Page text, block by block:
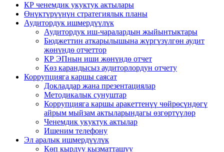
КР ченемдик укуктук актылары
Өнүктүрүүнүн стратегиялык планы
Аудитордук ишмердүүлүк
Аудитордук иш-чаралардын жыйынтыктары
Бюджеттин аткарылышына жүргүзүлгөн аудит
жөнүндө отчеттор
КР ЭПнын иши жөнүндө отчет
Көз карандысыз аудиторлордун отчету
Коррупцияга каршы саясат
Докладдар жана презентациялар
Методикалык сунуштар
Коррупцияга каршы аракеттенүү чөйрөсүндөгү
айрым мыйзам актыларындагы өзгөртүүлөр
Ченемдик укуктук актылар
Ишеним телефону
Эл аралык ишмердүүлүк
Көп кырдуу кызматташуу